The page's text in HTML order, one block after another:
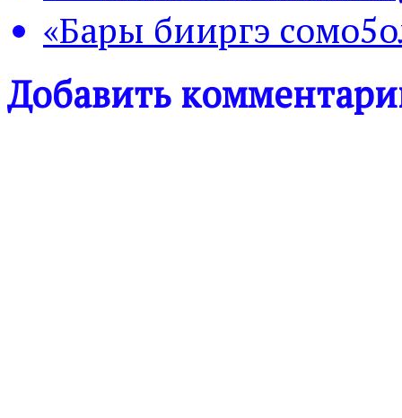
«Бары бииргэ
Добавить